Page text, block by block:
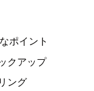
ポイント
クアップ
ング